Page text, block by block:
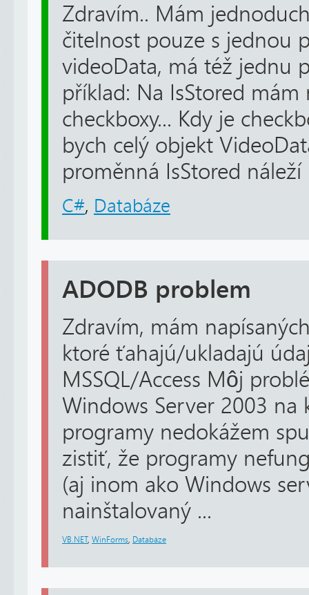
Zdravím.. Mám
čitelnost pouze s jednou
videoData, má též jednu
příklad: Na IsStored mám
checkboxy... Kdy je
bych celý objekt
proměnná IsStored
C#, Databáze
ADODB problem
Zdravím, mám
ktoré ťahajú/ukladajú
MSSQL/Access Môj
Windows Server 2003 na
programy nedokážem
zistiť, že programy
(aj inom ako Windows
nainštalovaný ...
VB.NET, WinForms Databáze